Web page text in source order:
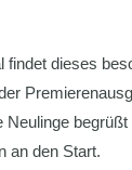
findet dieses
Neulinge
an den Start.